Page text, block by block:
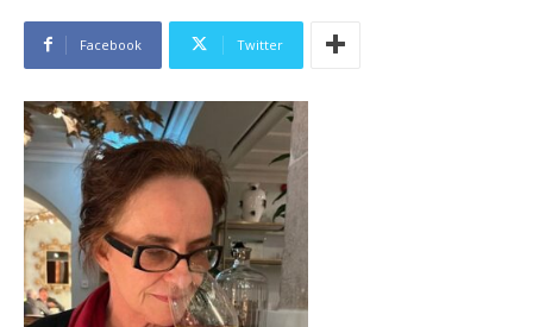
Facebook Twitter